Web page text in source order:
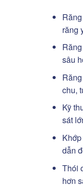
răng
sâu
chu,
Kỹ
sát
dẫn
Thói
hơn